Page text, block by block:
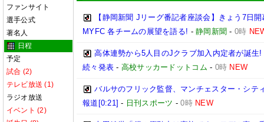
ファンサイト
選手公式
著名人
日程
予定
試合 (2)
テレビ放送 (1)
ラジオ放送
イベント (2)
【静岡新聞 Jリーグ番記者座談会】きょう7日
MYFC 各チームの展望を語る! -静岡新聞 - 0時
高体連勢から5人目のJクラブ加入内定者が誕
続々発表 - 高校サッカードットコム - 0時 NEW
バルサのフリック監督、マンチェスター・シテ
報道[0:21] - 日刊スポーツ -0時 NEW